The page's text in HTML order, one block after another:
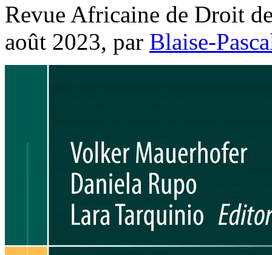
Revue Africaine de Droit
août 2023, par Blaise-